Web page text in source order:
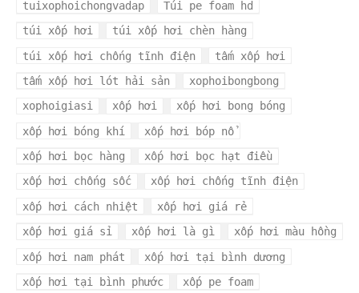
tuixophoichongvadap
Túi pe foam hd
túi xốp hơi
túi xốp hơi chèn hàng
túi xốp hơi chống tĩnh điện
tấm xốp hơi
tấm xốp hơi lót hải sản
xophoibongbong
xophoigiasi
xốp hơi
xốp hơi bong bóng
xốp hơi bóng khí
xốp hơi bóp nổ
xốp hơi bọc hàng
xốp hơi bọc hạt điều
xốp hơi chống sốc
xốp hơi chống tĩnh điện
xốp hơi cách nhiệt
xốp hơi giá rẻ
xốp hơi giá sỉ
xốp hơi là gì
xốp hơi màu hồng
xốp hơi nam phát
xốp hơi tại bình dương
xốp hơi tại bình phước
xốp pe foam